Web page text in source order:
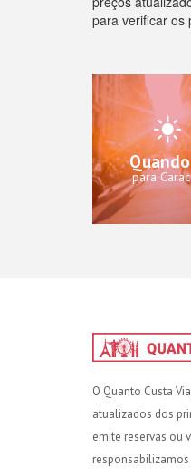
para verificar os
para
O Quanto Custa
atualizados dos
emite reservas ou